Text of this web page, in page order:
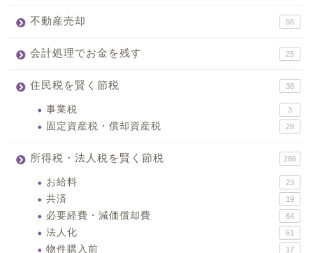
不動産売却 58
会計処理でお金を残す 25
住民税を賢く節税 38
事業税 3
固定資産税・償却資産税 28
所得税・法人税を賢く節税 286
お給料 23
共済 19
必要経費・減価償却費 64
法人化 61
物件購入前 17